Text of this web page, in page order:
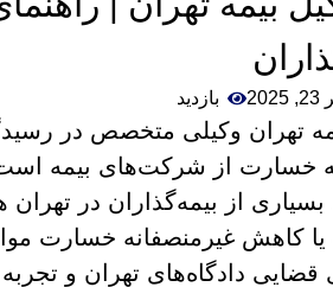
بازدید
تهران وکیلی متخصص در
خسارت از شرکت‌های بیمه است.
از بیمه‌گذاران در تهران
یا کاهش غیرمنصفانه خسارت
قضایی دادگاه‌های تهران و